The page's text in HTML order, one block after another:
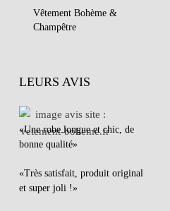
Vêtement Bohème &
Champêtre
LEURS AVIS
«Une robe longue et chic, de
bonne qualité»
«Très satisfait, produit original
et super joli !»